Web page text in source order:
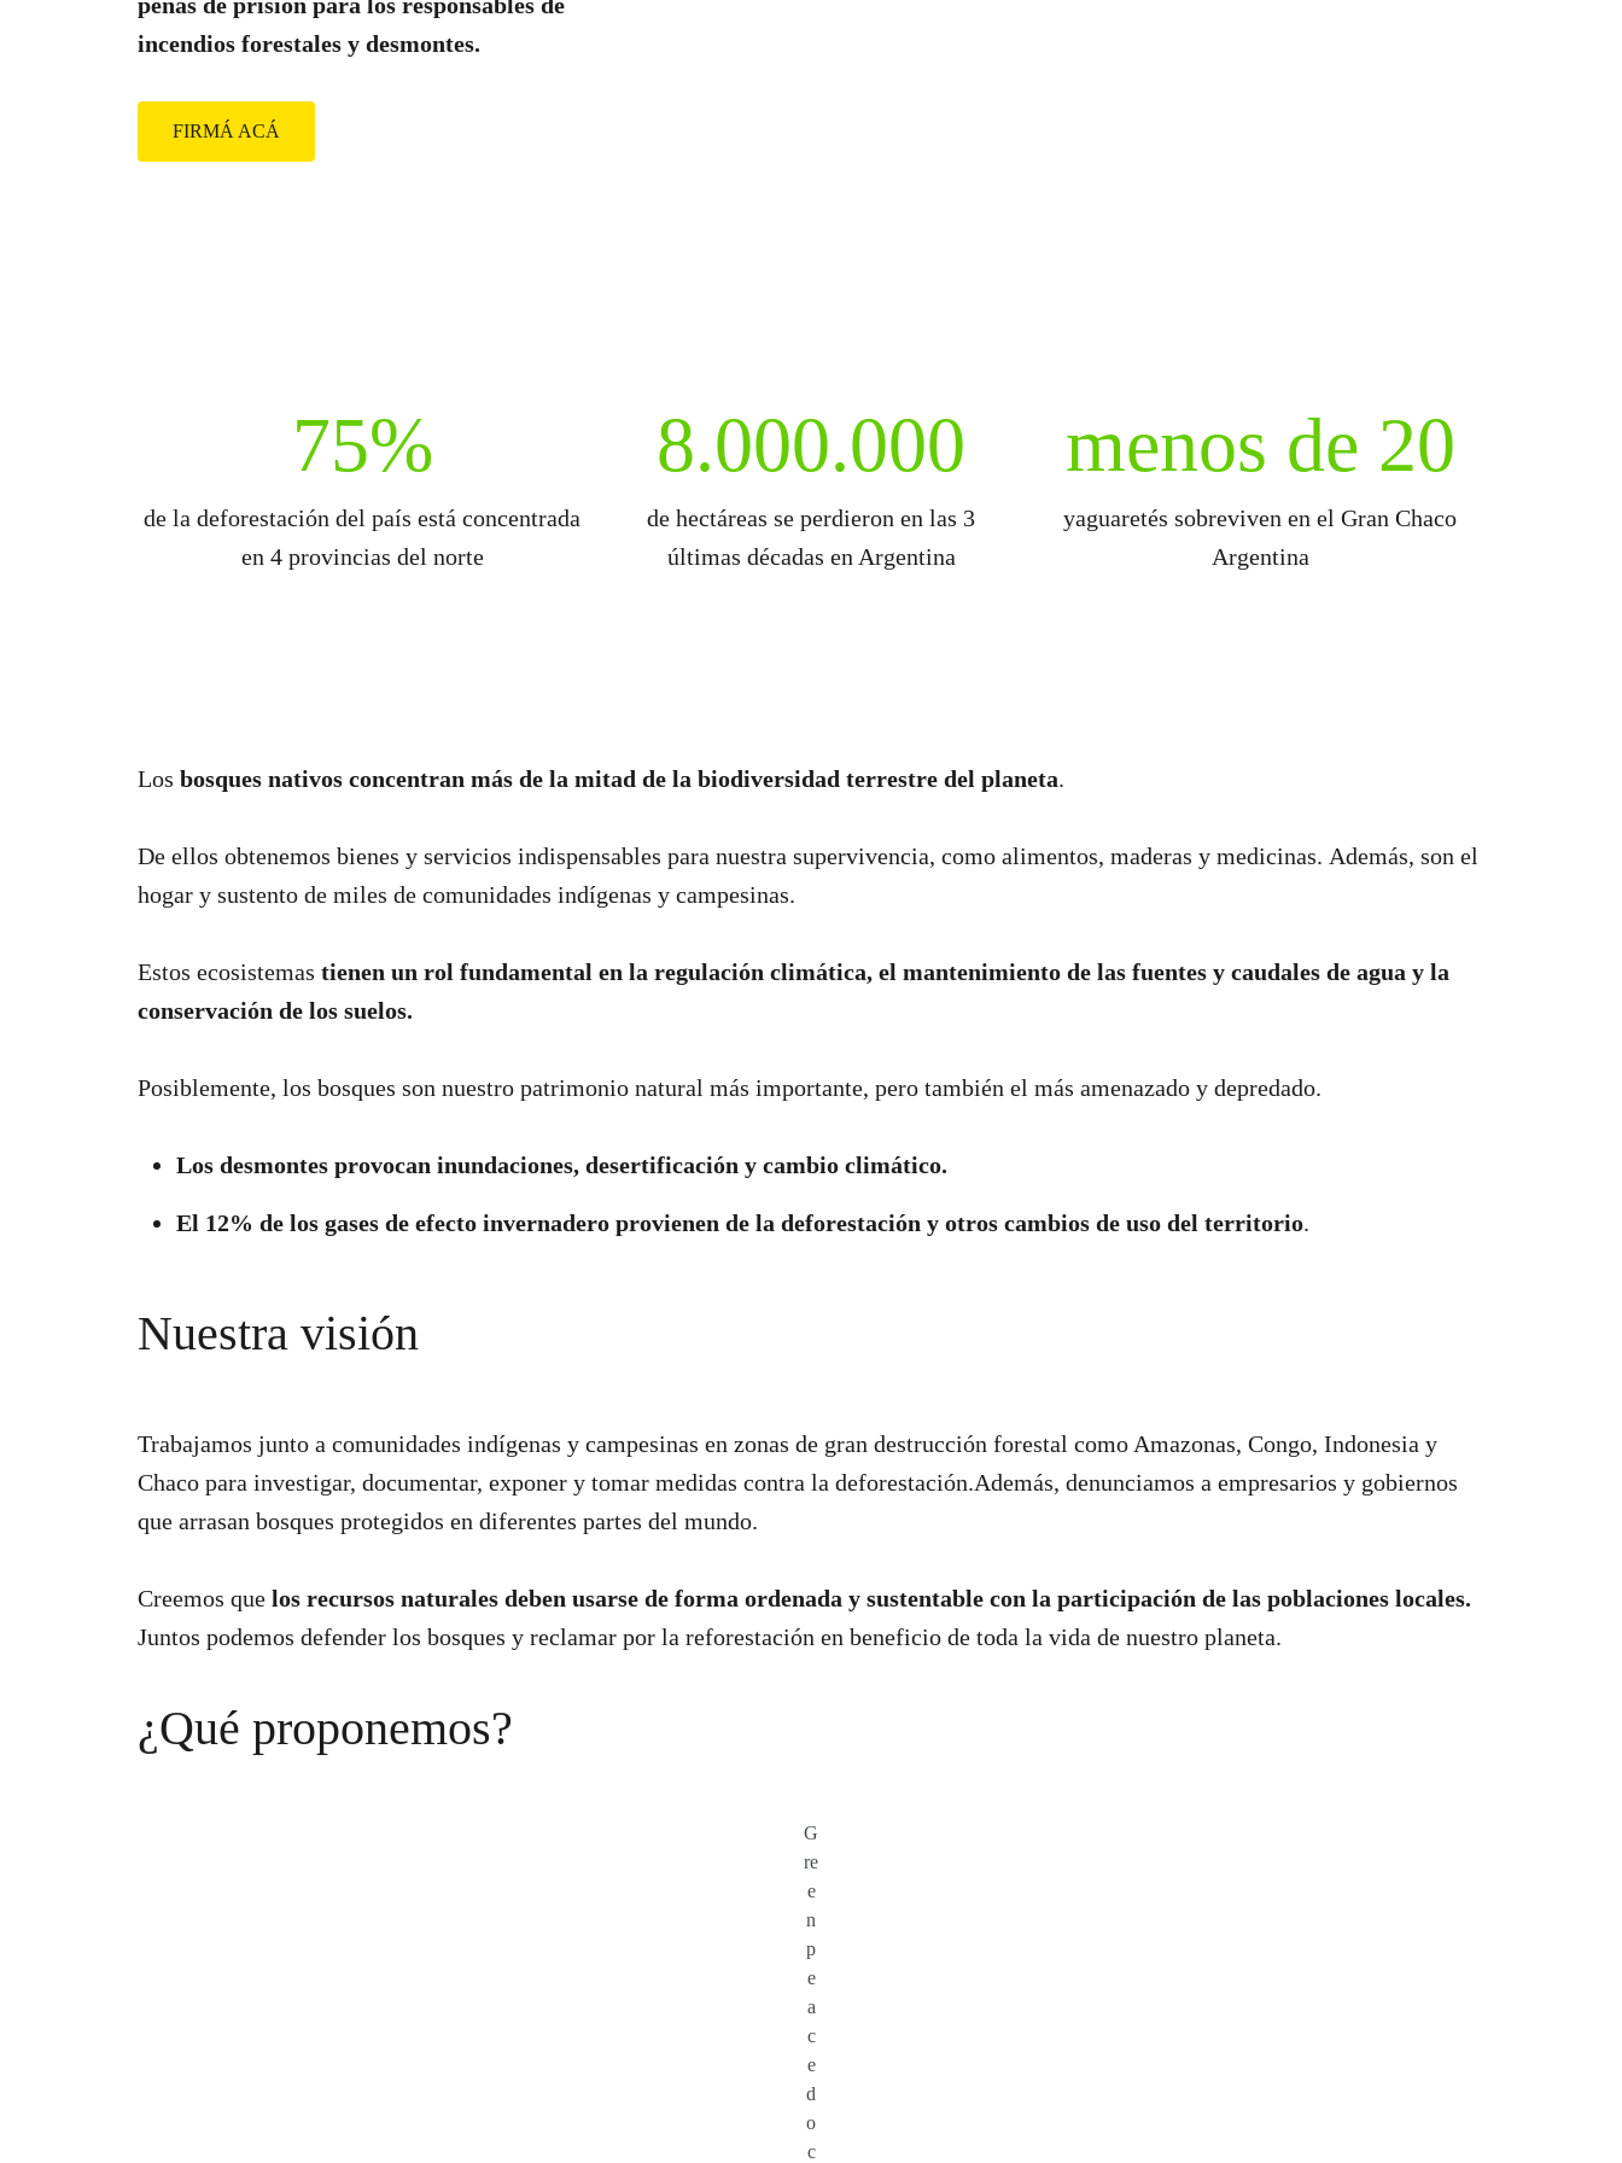
incendios forestales y desmontes.
FIRMÁ ACÁ
75%
de la deforestación del país está concentrada
en 4 provincias del norte
8.000.000
de hectáreas se perdieron en las 3
últimas décadas en Argentina
menos de 20
yaguaretés sobreviven en el Gran Chaco
Argentina
Los bosques nativos concentran más de la mitad de la biodiversidad terrestre del planeta.
De ellos obtenemos bienes y servicios indispensables para nuestra supervivencia, como alimentos, maderas y medicinas. Además, son el
hogar y sustento de miles de comunidades indígenas y campesinas.
Estos ecosistemas tienen un rol fundamental en la regulación climática, el mantenimiento de las fuentes y caudales de agua y la
conservación de los suelos.
Posiblemente, los bosques son nuestro patrimonio natural más importante, pero también el más amenazado y depredado.
Los desmontes provocan inundaciones, desertificación y cambio climático.
El 12% de los gases de efecto invernadero provienen de la deforestación y otros cambios de uso del territorio.
Nuestra visión
Trabajamos junto a comunidades indígenas y campesinas en zonas de gran destrucción forestal como Amazonas, Congo, Indonesia y
Chaco para investigar, documentar, exponer y tomar medidas contra la deforestación.Además, denunciamos a empresarios y gobiernos
que arrasan bosques protegidos en diferentes partes del mundo.
Creemos que los recursos naturales deben usarse de forma ordenada y sustentable con la participación de las poblaciones locales.
Juntos podemos defender los bosques y reclamar por la reforestación en beneficio de toda la vida de nuestro planeta.
¿Qué proponemos?
G
re
e
n
p
e
a
c
e
d
o
c